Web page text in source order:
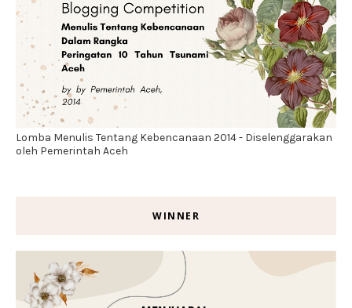
Lomba Menulis Tentang Kebencanaan 2014 - Diselenggarakan
oleh Pemerintah Aceh
WINNER